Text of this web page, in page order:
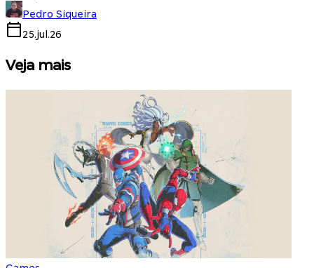
Pedro Siqueira
25.jul.26
Veja mais